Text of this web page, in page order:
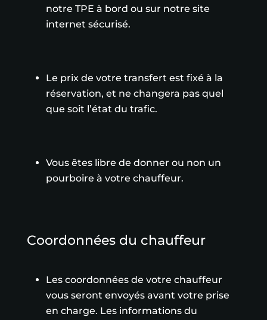
notre TPE à bord ou sur notre site
internet sécurisé.
Le prix de votre transfert est fixé à la
réservation, et ne changera pas quel
que soit l’état du trafic.
Vous êtes libre de donner ou non un
pourboire à votre chauffeur.
Coordonnées du chauffeur
Les coordonnées de votre chauffeur
vous seront envoyés avant votre prise
en charge. Les informations du